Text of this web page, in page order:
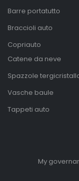
Barre portatutto
Braccioli auto
Copriauto
Catene da neve
Spazzole
Vasche baule
Tappeti auto
My